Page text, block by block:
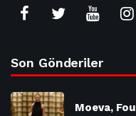
Son Gönderiler
Moeva,